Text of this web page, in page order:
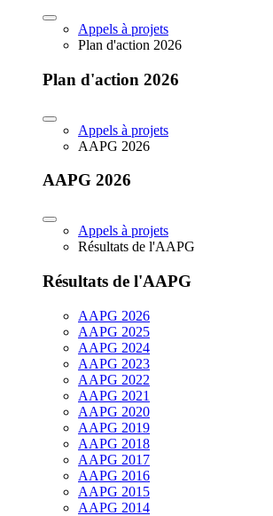
Appels à projets
Plan d'action 2026
Plan d'action 2026
Appels à projets
AAPG 2026
AAPG 2026
Appels à projets
Résultats de l'AAPG
Résultats de l'AAPG
AAPG 2026
AAPG 2025
AAPG 2024
AAPG 2023
AAPG 2022
AAPG 2021
AAPG 2020
AAPG 2019
AAPG 2018
AAPG 2017
AAPG 2016
AAPG 2015
AAPG 2014